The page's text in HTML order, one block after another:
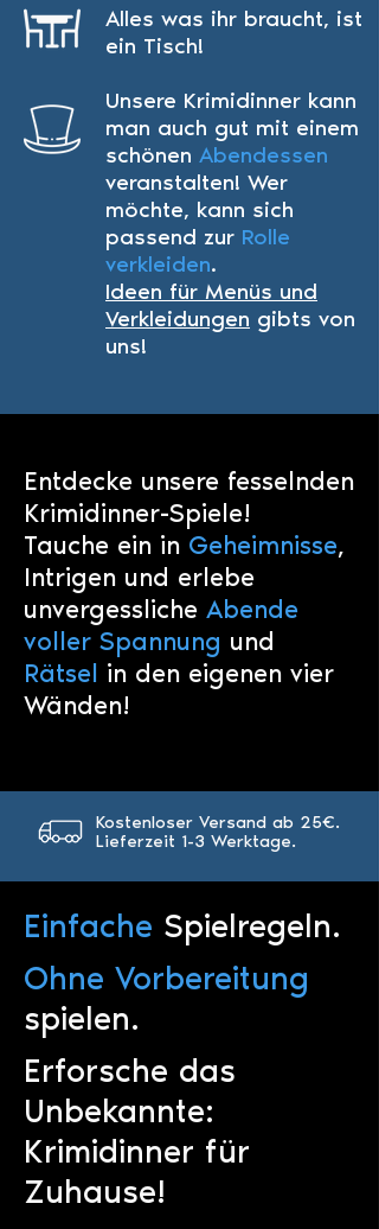
Alles was ihr braucht, ist
ein Tisch!
Unsere Krimidinner kann
man auch gut mit einem
schönen Abendessen
veranstalten! Wer
möchte, kann sich
passend zur Rolle
verkleiden.
Ideen für Menüs und
Verkleidungen gibts von
uns!
Entdecke unsere fesselnden
Krimidinner-Spiele!
Tauche ein in Geheimnisse,
Intrigen und erlebe
unvergessliche Abende
voller Spannung und
Rätsel in den eigenen vier
Wänden!
Kostenloser Versand ab 25€.
Lieferzeit 1-3 Werktage.
Einfache Spielregeln.
Ohne Vorbereitung
spielen.
Erforsche das
Unbekannte:
Krimidinner für
Zuhause!